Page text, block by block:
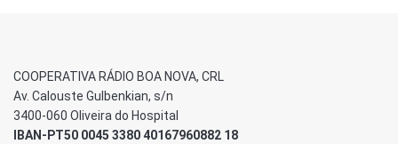
COOPERATIVA RÁDIO BOA NOVA, CRL
Av. Calouste Gulbenkian, s/n
3400-060 Oliveira do Hospital
IBAN-PT50 0045 3380 40167960882 18